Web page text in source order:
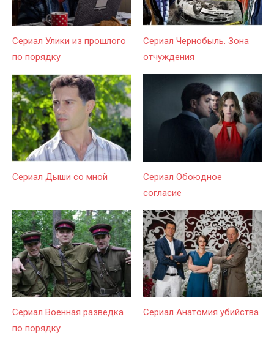
Сериал Улики из прошлого
по порядку
Сериал Чернобыль. Зона
отчуждения
Сериал Дыши со мной
Сериал Обоюдное
согласие
Сериал Военная разведка
по порядку
Сериал Анатомия убийства